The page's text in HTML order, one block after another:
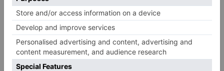
apropiado de áreas de invitados, palcos
privados, salas de reunión, etc
El actual terreno de juego debe sustituirse,
realizando, entre otras, las siguientes